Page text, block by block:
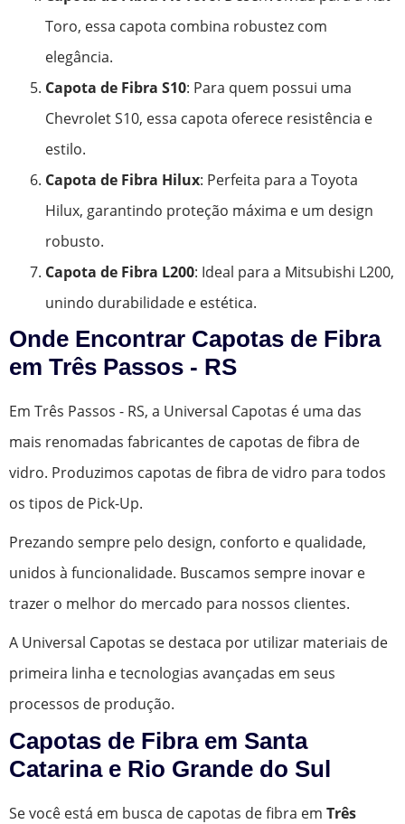
Toro, essa capota combina robustez com
elegância.
Capota de Fibra S10: Para quem possui uma
Chevrolet S10, essa capota oferece resistência e
estilo.
Capota de Fibra Hilux: Perfeita para a Toyota
Hilux, garantindo proteção máxima e um design
robusto.
Capota de Fibra L200: Ideal para a Mitsubishi L200,
unindo durabilidade e estética.
Onde Encontrar Capotas de Fibra
em Três Passos - RS
Em Três Passos - RS, a Universal Capotas é uma das
mais renomadas fabricantes de capotas de fibra de
vidro. Produzimos capotas de fibra de vidro para todos
os tipos de Pick-Up.
Prezando sempre pelo design, conforto e qualidade,
unidos à funcionalidade. Buscamos sempre inovar e
trazer o melhor do mercado para nossos clientes.
A Universal Capotas se destaca por utilizar materiais de
primeira linha e tecnologias avançadas em seus
processos de produção.
Capotas de Fibra em Santa
Catarina e Rio Grande do Sul
Se você está em busca de capotas de fibra em Três